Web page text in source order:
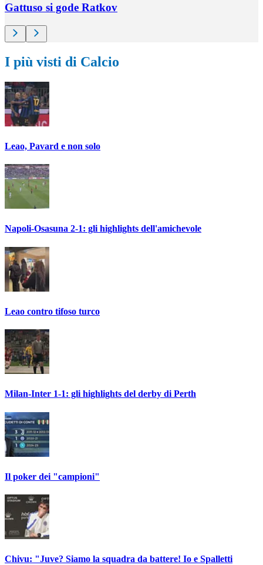
Gattuso si gode Ratkov
I più visti di Calcio
Leao, Pavard e non solo
Napoli-Osasuna 2-1: gli highlights dell'amichevole
Leao contro tifoso turco
Milan-Inter 1-1: gli highlights del derby di Perth
Il poker dei "campioni"
Chivu: "Juve? Siamo la squadra da battere! Io e Spalletti